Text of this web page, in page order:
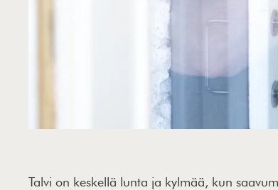
Talvi on keskellä lunta ja kylmää, kun